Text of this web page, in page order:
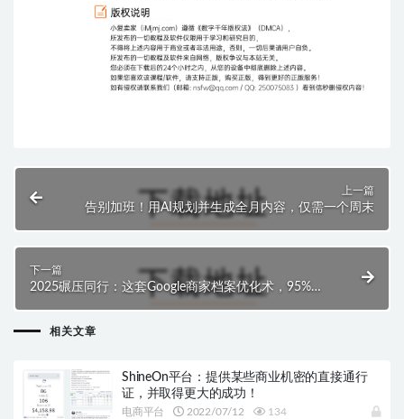
上一篇
告别加班！用AI规划并生成全月内容，仅需一个周末
下一篇
2025碾压同行：这套Google商家档案优化术，95%的
相关文章
ShineOn平台：提供某些商业机密的直接通行
证，并取得更大的成功！
电商平台 2022/07/12 134